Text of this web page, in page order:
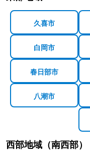
久喜市
白岡市
春日部市
八潮市
西部地域（南西部）